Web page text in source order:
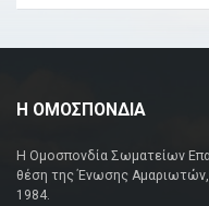
Η ΟΜΟΣΠΟΝΔΙΑ
Η Ομοσπονδία Σωματείων
θέση της Ένωσης Αμαριωτών,
1984.